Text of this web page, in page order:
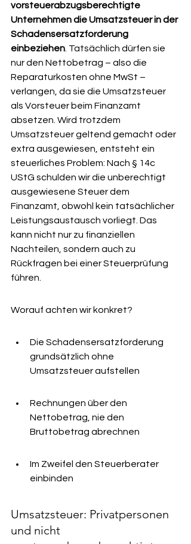
vorsteuerabzugsberechtigte
Unternehmen die Umsatzsteuer in der
Schadensersatzforderung
einbeziehen . Tatsächlich dürfen sie
nur den Nettobetrag – also die
Reparaturkosten ohne MwSt –
verlangen, da sie die Umsatzsteuer
als Vorsteuer beim Finanzamt
absetzen. Wird trotzdem
Umsatzsteuer geltend gemacht oder
extra ausgewiesen, entsteht ein
steuerliches Problem: Nach § 14c
UStG schulden wir die unberechtigt
ausgewiesene Steuer dem
Finanzamt, obwohl kein tatsächlicher
Leistungsaustausch vorliegt. Das
kann nicht nur zu finanziellen
Nachteilen, sondern auch zu
Rückfragen bei einer Steuerprüfung
führen.
Worauf achten wir konkret?
Die Schadensersatzforderung
grundsätzlich ohne
Umsatzsteuer aufstellen
Rechnungen über den
Nettobetrag, nie den
Bruttobetrag abrechnen
Im Zweifel den Steuerberater
einbinden
Umsatzsteuer: Privatpersonen
und nicht